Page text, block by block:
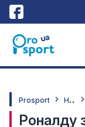
Prosport Н
овини
Роналду